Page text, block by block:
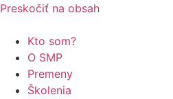
Preskočiť na obsah
Kto som?
O SMP
Premeny
Školenia